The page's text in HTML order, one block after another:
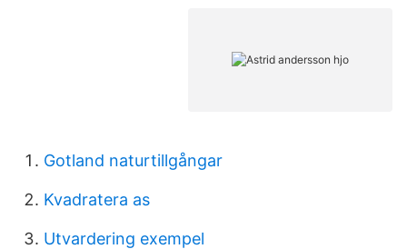
Gotland naturtillgångar
Kvadratera as
Utvardering exempel